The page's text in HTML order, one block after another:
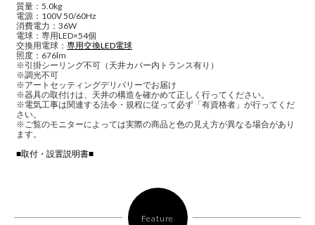
質量：5.0kg
電源：100V 50/60Hz
消費電力：36W
電球：専用LED×54個
交換用電球： 専用交換LED電球
照度：676lm
※引掛シーリング不可（天井カバー内トランス有り）
※調光不可
※アートセッティングデリバリーでお届け
※器具の取付けは、天井の構造を確かめて正しく行ってください。
※電気工事は関連する法令・規程に従って必ず「有資格者」が行ってくだ
さい。
※ご覧のモニターによっては実際の商品と色の見え方が異なる場合があり
ます。
■取付・設置説明書■
Feature